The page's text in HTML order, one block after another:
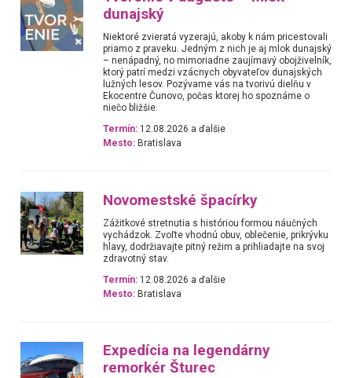
dunajský
Niektoré zvieratá vyzerajú, akoby k nám pricestovali
priamo z praveku. Jedným z nich je aj mlok dunajský
– nenápadný, no mimoriadne zaujímavý obojživelník,
ktorý patrí medzi vzácnych obyvateľov dunajských
lužných lesov. Pozývame vás na tvorivú dielňu v
Ekocentre Čunovo, počas ktorej ho spoznáme o
niečo bližšie.
Termín: 12.08.2026 a ďalšie
Mesto: Bratislava
Novomestské špacírky
Zážitkové stretnutia s históriou formou náučných
vychádzok. Zvoľte vhodnú obuv, oblečenie, prikrývku
hlavy, dodržiavajte pitný režim a prihliadajte na svoj
zdravotný stav.
Termín: 12.08.2026 a ďalšie
Mesto: Bratislava
Expedícia na legendárny
remorkér Šturec